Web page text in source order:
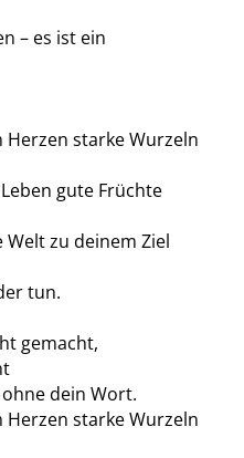
– es ist ein
starke Wurzeln
gute Früchte
zu deinem Ziel
tun.
gemacht,
dein Wort.
starke Wurzeln